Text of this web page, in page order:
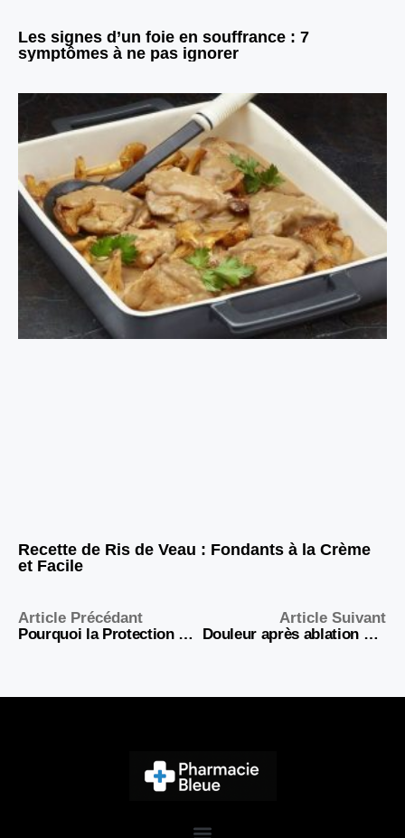
Les signes d’un foie en souffrance : 7
symptômes à ne pas ignorer
Recette de Ris de Veau : Fondants à la Crème
et Facile
Article Précédant
Pourquoi la Protection Solaire Devrait Être Utilisée Toute l’Année
Article Suivant
Douleur après ablation de la vésicule : que faut-il vraiment attendre et combien de temps ça dure ?